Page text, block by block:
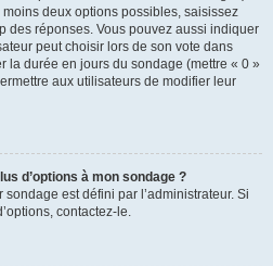
deux options possibles, saisissez
des réponses. Vous pouvez aussi indiquer
peut choisir lors de son vote dans
la durée en jours du sondage (mettre « 0 »
aux utilisateurs de modifier leur
d’options à mon sondage ?
est défini par l’administrateur. Si
contactez-le.